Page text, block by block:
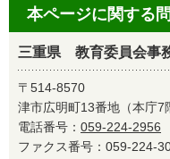
本ページに関する
三重県 教育委員会事
〒514-8570
津市広明町13番地（本庁7
電話番号： 059-224-2956
ファクス番号：059-224-